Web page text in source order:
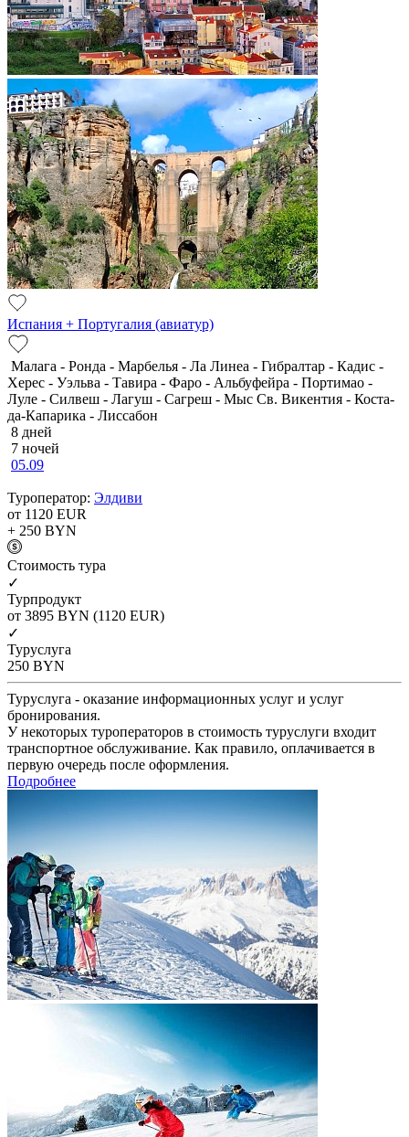
Испания + Португалия (авиатур)
Малага - Ронда - Марбелья - Ла Линеа - Гибралтар - Кадис -
Херес - Уэльва - Тавира - Фаро - Альбуфейра - Портимао -
Луле - Силвеш - Лагуш - Сагреш - Мыс Св. Викентия - Коста-
да-Капарика - Лиссабон
8 дней
7 ночей
05.09
Туроператор: Элдиви
от 1120 EUR
+ 250 BYN
Cтоимость тура
✓
Турпродукт
от 3895 BYN (1120 EUR)
✓
Туруслуга
250 BYN
Туруслуга - оказание информационных услуг и услуг
бронирования.
У некоторых туроператоров в стоимость туруслуги входит
транспортное обслуживание. Как правило, оплачивается в
первую очередь после оформления.
Подробнее